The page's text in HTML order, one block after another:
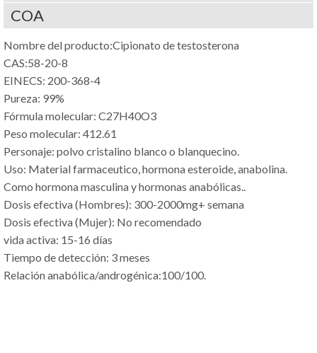
COA
Nombre del producto:Cipionato de testosterona
CAS:58-20-8
EINECS: 200-368-4
Pureza: 99%
Fórmula molecular: C27H40O3
Peso molecular: 412.61
Personaje: polvo cristalino blanco o blanquecino.
Uso: Material farmaceutico, hormona esteroide, anabolina.
Como hormona masculina y hormonas anabólicas..
Dosis efectiva (Hombres): 300-2000mg+ semana
Dosis efectiva (Mujer): No recomendado
vida activa: 15-16 días
Tiempo de detección: 3 meses
Relación anabólica/androgénica:100/100.